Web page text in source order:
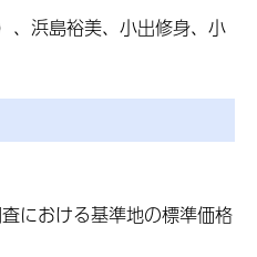
、浜島裕美、小出修身、小
における基準地の標準価格